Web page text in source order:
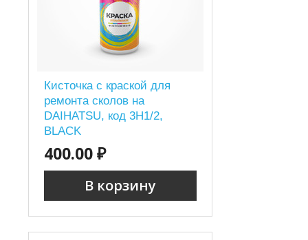
Кисточка с краской для
ремонта сколов на
DAIHATSU, код 3H1/2,
BLACK
400.00 ₽
В корзину